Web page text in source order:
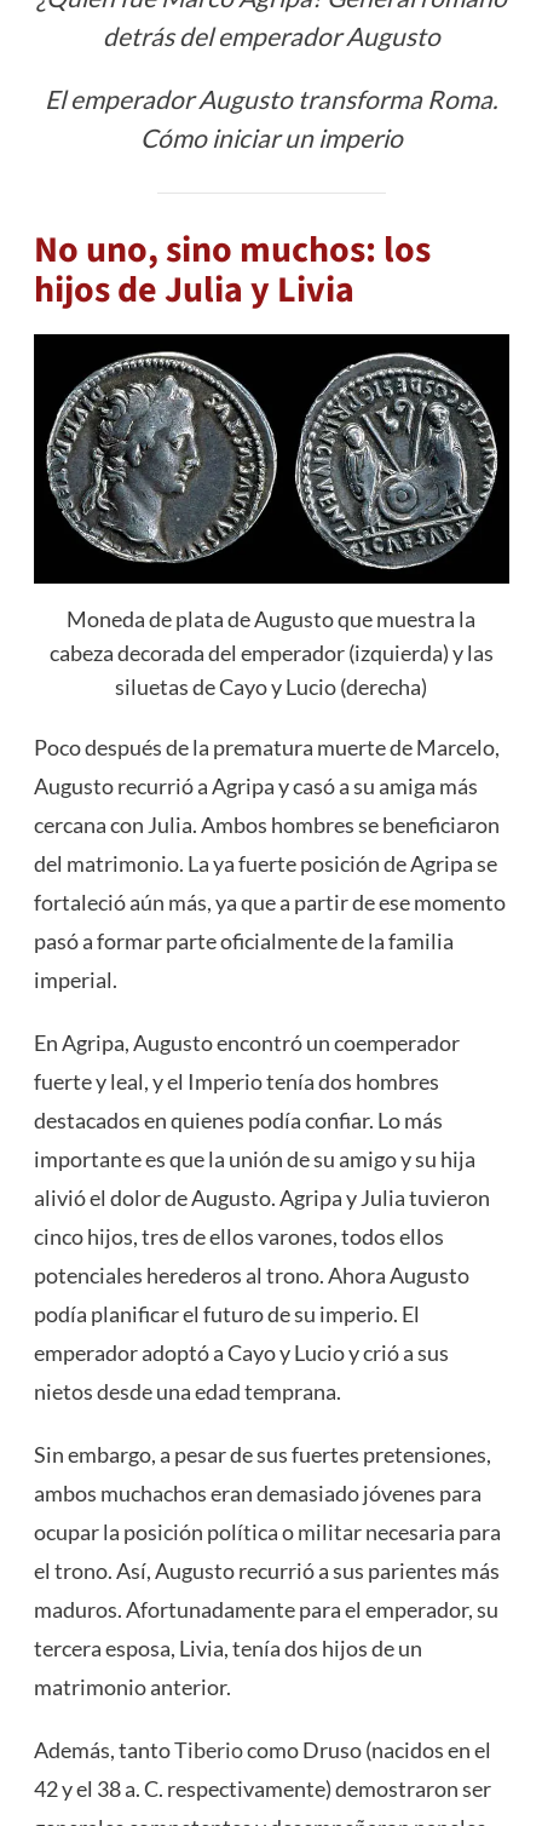
detrás del emperador Augusto
El emperador Augusto transforma Roma.
Cómo iniciar un imperio
No uno, sino muchos: los
hijos de Julia y Livia
Moneda de plata de Augusto que muestra la
cabeza decorada del emperador (izquierda) y las
siluetas de Cayo y Lucio (derecha)
Poco después de la prematura muerte de Marcelo,
Augusto recurrió a Agripa y casó a su amiga más
cercana con Julia. Ambos hombres se beneficiaron
del matrimonio. La ya fuerte posición de Agripa se
fortaleció aún más, ya que a partir de ese momento
pasó a formar parte oficialmente de la familia
imperial.
En Agripa, Augusto encontró un coemperador
fuerte y leal, y el Imperio tenía dos hombres
destacados en quienes podía confiar. Lo más
importante es que la unión de su amigo y su hija
alivió el dolor de Augusto. Agripa y Julia tuvieron
cinco hijos, tres de ellos varones, todos ellos
potenciales herederos al trono. Ahora Augusto
podía planificar el futuro de su imperio. El
emperador adoptó a Cayo y Lucio y crió a sus
nietos desde una edad temprana.
Sin embargo, a pesar de sus fuertes pretensiones,
ambos muchachos eran demasiado jóvenes para
ocupar la posición política o militar necesaria para
el trono. Así, Augusto recurrió a sus parientes más
maduros. Afortunadamente para el emperador, su
tercera esposa, Livia, tenía dos hijos de un
matrimonio anterior.
Además, tantoTiberiocomo Druso (nacidos en el
42 y el 38 a. C. respectivamente) demostraron ser